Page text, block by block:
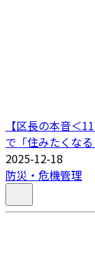
【区長の本音＜
で「住みたくなる
2025-12-18
防災・危機管理